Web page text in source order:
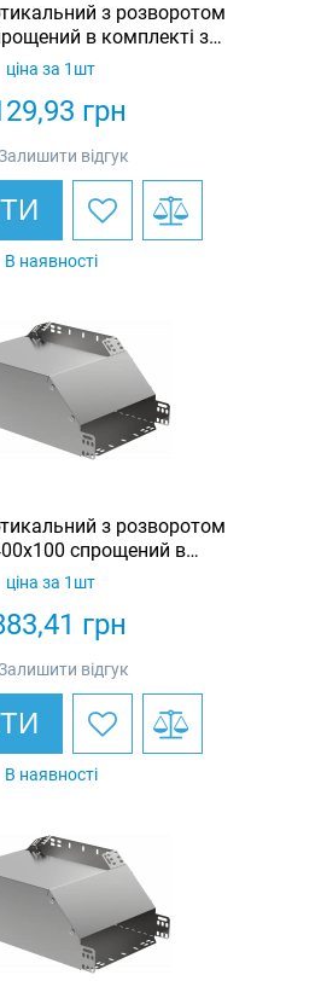
з розворотом
в комплекті з
кришкою IEK
грн
ціна за 1шт
відгук
В наявності
з розворотом
спрощений в
з кришкою IEK
грн
ціна за 1шт
відгук
В наявності